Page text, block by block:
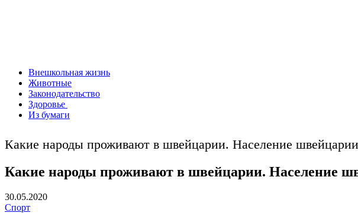
Внешкольная жизнь
Животные
Законодательство
Здоровье
Из бумаги
Какие народы проживают в швейцарии. Население
Какие народы проживают в швейцарии. Население
30.05.2020
Спорт